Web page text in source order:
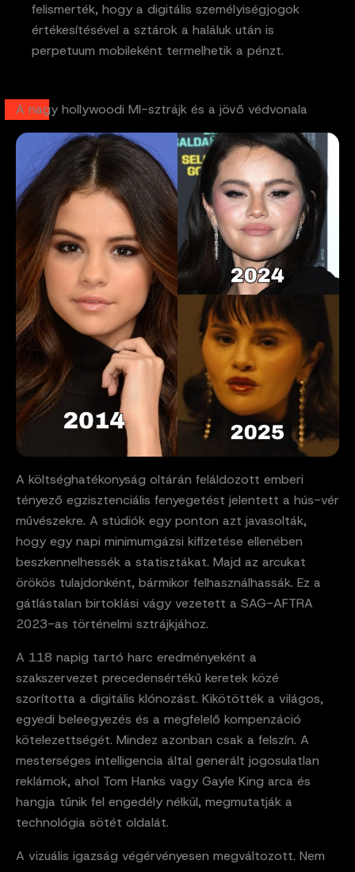
felismerték, hogy a digitális személyiségjogok
értékesítésével a sztárok a haláluk után is
perpetuum mobileként termelhetik a pénzt.
A nagy hollywoodi MI-sztrájk és a jövő védvonala
A költséghatékonyság oltárán feláldozott emberi
tényező egzisztenciális fenyegetést jelentett a hús-vér
művészekre. A stúdiók egy ponton azt javasolták,
hogy egy napi minimumgázsi kifizetése ellenében
beszkennelhessék a statisztákat. Majd az arcukat
örökös tulajdonként, bármikor felhasználhassák. Ez a
gátlástalan birtoklási vágy vezetett a SAG-AFTRA
2023-as történelmi sztrájkjához.
A 118 napig tartó harc eredményeként a
szakszervezet precedensértékű keretek közé
szorította a digitális klónozást. Kikötötték a világos,
egyedi beleegyezés és a megfelelő kompenzáció
kötelezettségét. Mindez azonban csak a felszín. A
mesterséges intelligencia által generált jogosulatlan
reklámok, ahol Tom Hanks vagy Gayle King arca és
hangja tűnik fel engedély nélkül, megmutatják a
technológia sötét oldalát.
A vizuális igazság végérvényesen megváltozott. Nem